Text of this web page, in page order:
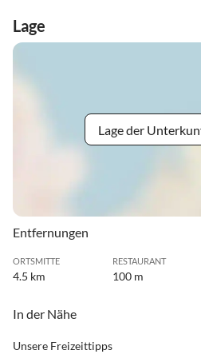
Lage
Lage der
Entfernungen
ORTSMITTE
4.5 km
RESTAURANT
100 m
In der Nähe
Unsere Freizeittipps